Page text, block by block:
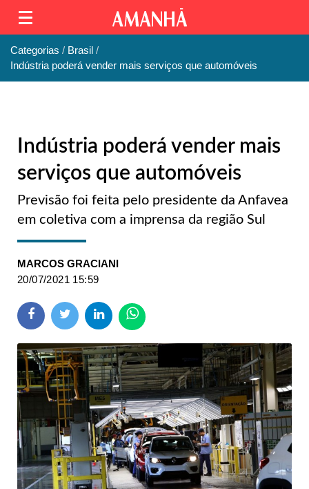
Categorias
Brasil
Indústria poderá vender mais serviços que automóveis
Indústria poderá vender mais
serviços que automóveis
Previsão foi feita pelo presidente da Anfavea
em coletiva com a imprensa da região Sul
MARCOS GRACIANI
20/07/2021 15:59